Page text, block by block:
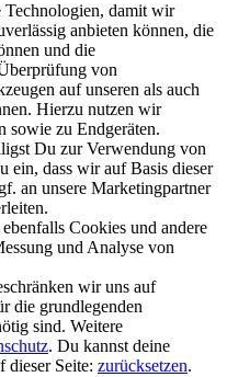
Technologien, damit wir
anbieten können, die
und die
von
auf unseren als auch
Hierzu nutzen wir
sowie zu Endgeräten.
Du zur Verwendung von
ein, dass wir auf Basis dieser
an unsere Marketingpartner
Cookies und andere
und Analyse von
wir uns auf
die grundlegenden
sind. Weitere
. Du kannst deine
dieser Seite: zurücksetzen.